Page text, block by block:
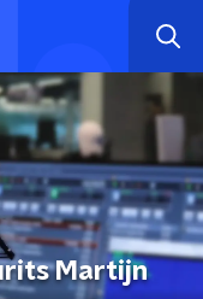
Martijn